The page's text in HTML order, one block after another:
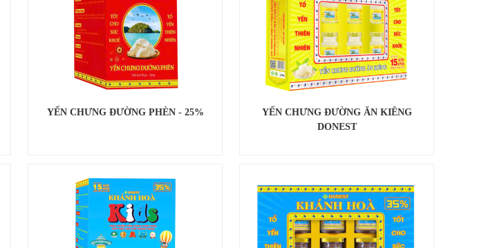
YẾN CHƯNG ĐƯỜNG PHÈN - 25%
YẾN CHƯNG ĐƯỜNG ĂN KIÊNG
DONEST